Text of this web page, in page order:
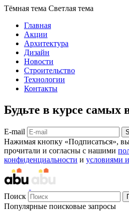
Тёмная тема Светлая тема
Главная
Акции
Архитектура
Дизайн
Новости
Строительство
Технологии
Контакты
Будьте в курсе самых
E-mail
Нажимая кнопку «Подписаться»,
прочитали и согласны с нашими
конфиденциальности и условиями
Поиск
Популярные поисковые запросы